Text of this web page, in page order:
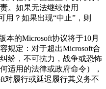
。如果无法继续使用
用？如果出现“中止”，则
本的Microsoft协议将于10月
规定：对于超出Microsoft合
纷，不可抗力，战争或恐怖
适用的法律或政府命令），
对履行或延迟履行其义务不